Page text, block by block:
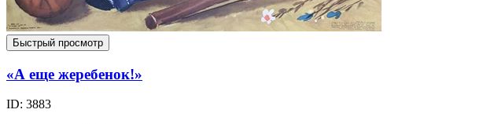
Быстрый просмотр
«А еще жеребенок!»
ID: 3883